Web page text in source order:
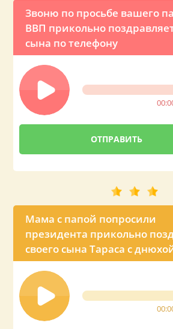
Звоню по просьбе вашего
ВВП прикольно
сына по телефону
Мама с папой попросили
президента прикольно
своего сына Тараса с